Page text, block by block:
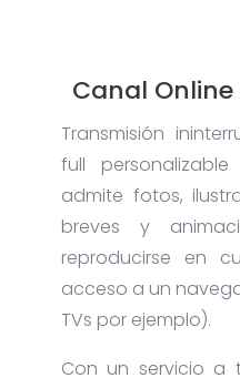
Canal
Transmisión
full
admite fotos,
breves y
reproducirse en
acceso a un
TVs por ejemplo).
Con un servicio a